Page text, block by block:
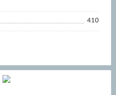
410